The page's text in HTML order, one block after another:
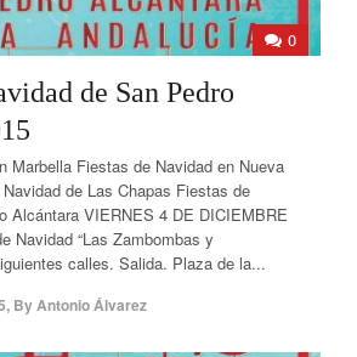
0
de San Pedro
Marbella Fiestas de Navidad en Nueva
de Las Chapas Fiestas de
Alcántara VIERNES 4 DE DICIEMBRE
Navidad “Las Zambombas y
calles. Salida. Plaza de la...
, ByAntonio Álvarez